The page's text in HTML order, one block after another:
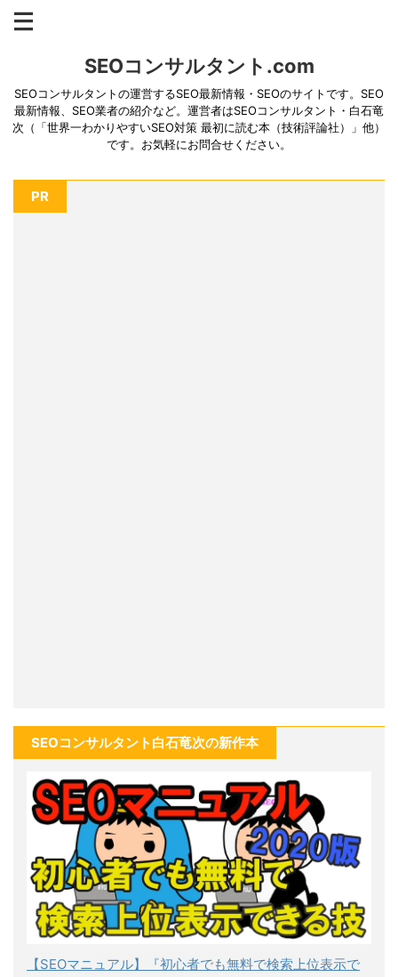
SEOコンサルタント.com
SEOコンサルタントの運営するSEO最新情報・SEOのサイトです。SEO
最新情報、SEO業者の紹介など。運営者はSEOコンサルタント・白石竜
次（「世界一わかりやすいSEO対策 最初に読む本（技術評論社）」他）
です。お気軽にお問合せください。
PR
SEOコンサルタント白石竜次の新作本
【SEOマニュアル】『初心者でも無料で検索上位表示で